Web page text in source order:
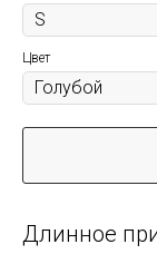
Цвет
Длинное